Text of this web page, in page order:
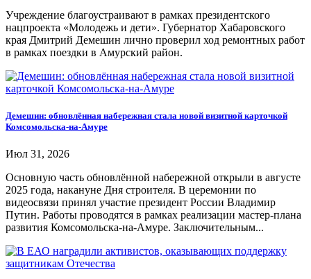
Учреждение благоустраивают в рамках президентского
нацпроекта «Молодежь и дети». Губернатор Хабаровского
края Дмитрий Демешин лично проверил ход ремонтных работ
в рамках поездки в Амурский район.
Демешин: обновлённая набережная стала новой визитной карточкой
Комсомольска-на-Амуре
Июл 31, 2026
Основную часть обновлённой набережной открыли в августе
2025 года, накануне Дня строителя. В церемонии по
видеосвязи принял участие президент России Владимир
Путин. Работы проводятся в рамках реализации мастер-плана
развития Комсомольска-на-Амуре. Заключительным...